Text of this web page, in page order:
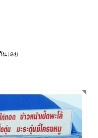
นเล